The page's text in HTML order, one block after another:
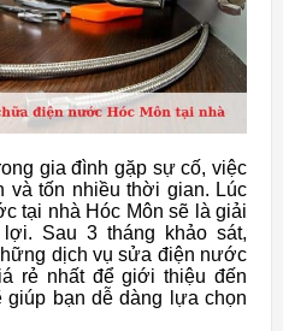
gia đình gặp sự cố, việc
tốn nhiều thời gian. Lúc
tại nhà Hóc Môn sẽ là giải
Sau 3 tháng khảo sát,
dịch vụ sửa điện nước
rẻ nhất để giới thiệu đến
bạn dễ dàng lựa chọn